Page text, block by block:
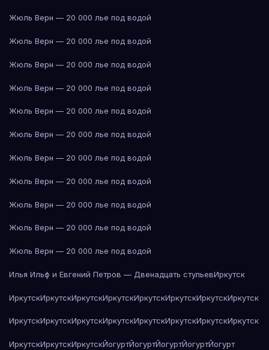
Жюль Верн — 20 000 лье под водой
Жюль Верн — 20 000 лье под водой
Жюль Верн — 20 000 лье под водой
Жюль Верн — 20 000 лье под водой
Жюль Верн — 20 000 лье под водой
Жюль Верн — 20 000 лье под водой
Жюль Верн — 20 000 лье под водой
Жюль Верн — 20 000 лье под водой
Жюль Верн — 20 000 лье под водой
Жюль Верн — 20 000 лье под водой
Жюль Верн — 20 000 лье под водой
Илья Ильф и Евгений Петров — Двенадцать стульевИркутск
ИркутскИркутскИркутскИркутскИркутскИркутскИркутскИркутск
ИркутскИркутскИркутскИркутскИркутскИркутскИркутскИркутск
ИркутскИркутскИркутскЙогуртЙогуртЙогуртЙогуртЙогурт